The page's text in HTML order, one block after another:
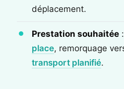
déplacement.
Prestation souhaitée :
place, remorquage
transport planifié.